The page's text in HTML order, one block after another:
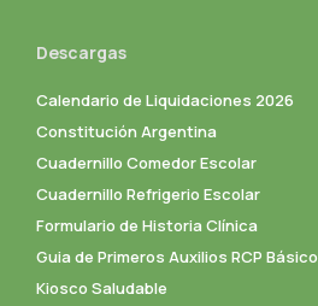
Descargas
Calendario de Liquidaciones 2026
Constitución Argentina
Cuadernillo Comedor Escolar
Cuadernillo Refrigerio Escolar
Formulario de Historia Clínica
Guia de Primeros Auxilios RCP Básico
Kiosco Saludable